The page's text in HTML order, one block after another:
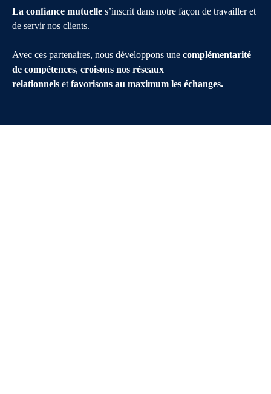
La confiance mutuelle s’inscrit dans notre façon de travailler et
de servir nos clients.
Avec ces partenaires, nous développons une complémentarité
de compétences, croisons nos réseaux
relationnels et favorisons au maximum les échanges.